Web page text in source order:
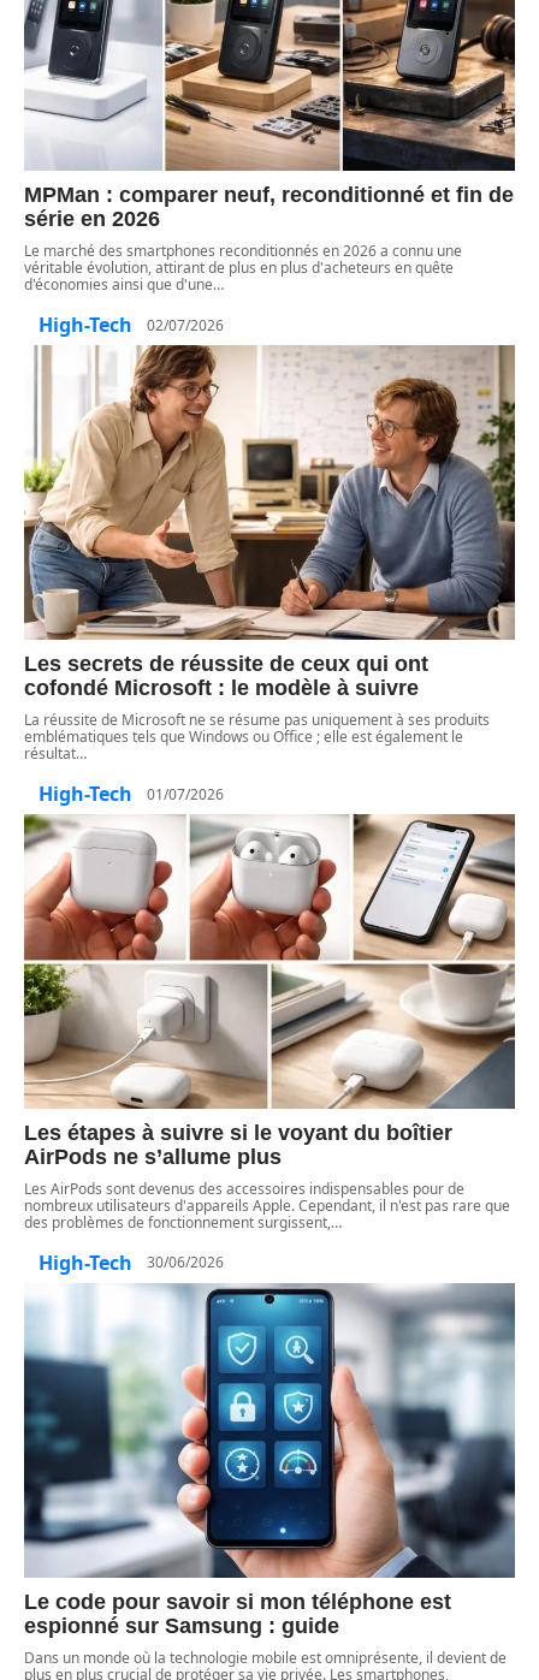
MPMan : comparer neuf, reconditionné et fin de
série en 2026
Le marché des smartphones reconditionnés en 2026 a connu une
véritable évolution, attirant de plus en plus d'acheteurs en quête
d'économies ainsi que d'une…
High-Tech 02/07/2026
Les secrets de réussite de ceux qui ont
cofondé Microsoft : le modèle à suivre
La réussite de Microsoft ne se résume pas uniquement à ses produits
emblématiques tels que Windows ou Office ; elle est également le
résultat…
High-Tech 01/07/2026
Les étapes à suivre si le voyant du boîtier
AirPods ne s’allume plus
Les AirPods sont devenus des accessoires indispensables pour de
nombreux utilisateurs d'appareils Apple. Cependant, il n'est pas rare que
des problèmes de fonctionnement surgissent,…
High-Tech 30/06/2026
Le code pour savoir si mon téléphone est
espionné sur Samsung : guide
Dans un monde où la technologie mobile est omniprésente, il devient de
plus en plus crucial de protéger sa vie privée. Les smartphones,